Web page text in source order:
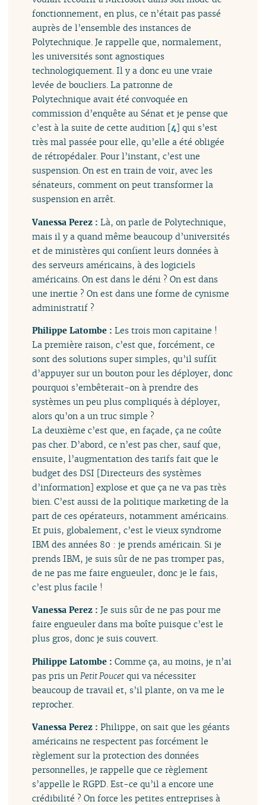
fonctionnement, en plus, ce n’était pas passé
auprès de l’ensemble des instances de
Polytechnique. Je rappelle que, normalement,
les universités sont agnostiques
technologiquement. Il y a donc eu une vraie
levée de boucliers. La patronne de
Polytechnique avait été convoquée en
commission d’enquête au Sénat et je pense que
c’est à la suite de cette audition [4] qui s’est
très mal passée pour elle, qu’elle a été obligée
de rétropédaler. Pour l’instant, c’est une
suspension. On est en train de voir, avec les
sénateurs, comment on peut transformer la
suspension en arrêt.
Vanessa Perez :Là, on parle de Polytechnique,
mais il y a quand même beaucoup d’universités
et de ministères qui confient leurs données à
des serveurs américains, à des logiciels
américains. On est dans le déni ? On est dans
une inertie ? On est dans une forme de cynisme
administratif ?
Philippe Latombe :Les trois mon capitaine !
La première raison, c’est que, forcément, ce
sont des solutions super simples, qu’il suffit
d’appuyer sur un bouton pour les déployer, donc
pourquoi s’embêterait-on à prendre des
systèmes un peu plus compliqués à déployer,
alors qu’on a un truc simple ?
La deuxième c’est que, en façade, ça ne coûte
pas cher. D’abord, ce n’est pas cher, sauf que,
ensuite, l’augmentation des tarifs fait que le
budget des DSI [Directeurs des systèmes
d’information] explose et que ça ne va pas très
bien. C’est aussi de la politique marketing de la
part de ces opérateurs, notamment américains.
Et puis, globalement, c’est le vieux syndrome
IBM des années 80 : je prends américain. Si je
prends IBM, je suis sûr de ne pas tromper pas,
de ne pas me faire engueuler, donc je le fais,
c’est plus facile !
Vanessa Perez :Je suis sûr de ne pas pour me
faire engueuler dans ma boîte puisque c’est le
plus gros, donc je suis couvert.
Philippe Latombe :Comme ça, au moins, je n’ai
pas pris un Petit Poucet qui va nécessiter
beaucoup de travail et, s’il plante, on va me le
reprocher.
Vanessa Perez :Philippe, on sait que les géants
américains ne respectent pas forcément le
règlement sur la protection des données
personnelles, je rappelle que ce règlement
s’appelle le RGPD. Est-ce qu’il a encore une
crédibilité ? On force les petites entreprises à